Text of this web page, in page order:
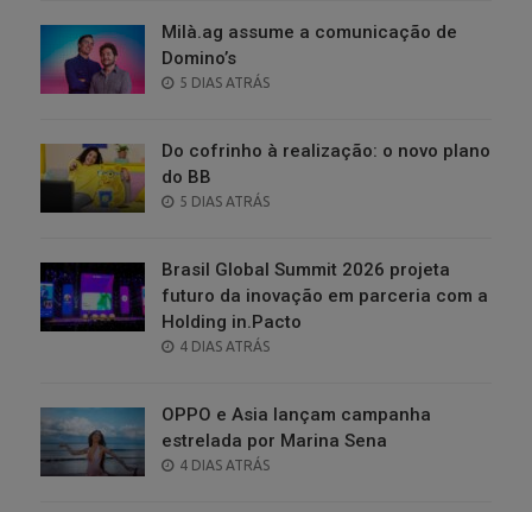
Milà.ag assume a comunicação de
Domino’s
POSTED
5 DIAS ATRÁS
Do cofrinho à realização: o novo plano
do BB
POSTED
5 DIAS ATRÁS
Brasil Global Summit 2026 projeta
futuro da inovação em parceria com a
Holding in.Pacto
POSTED
4 DIAS ATRÁS
OPPO e Asia lançam campanha
estrelada por Marina Sena
POSTED
4 DIAS ATRÁS